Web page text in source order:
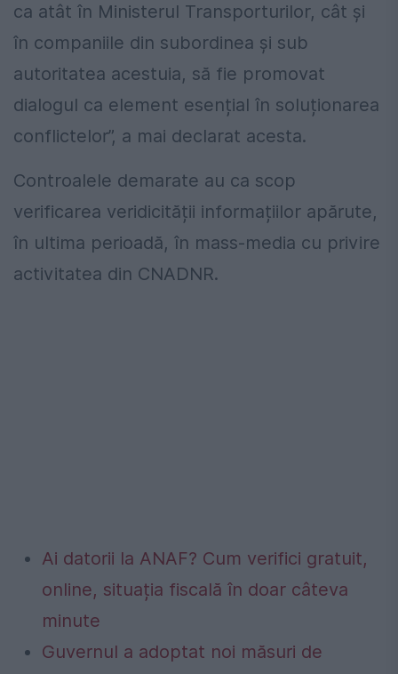
ca atât în Ministerul Transporturilor, cât și
în companiile din subordinea și sub
autoritatea acestuia, să fie promovat
dialogul ca element esențial în soluționarea
conflictelor”, a mai declarat acesta.
Controalele demarate au ca scop
verificarea veridicității informațiilor apărute,
în ultima perioadă, în mass-media cu privire
activitatea din CNADNR.
Ai datorii la ANAF? Cum verifici gratuit,
online, situația fiscală în doar câteva
minute
Guvernul a adoptat noi măsuri de